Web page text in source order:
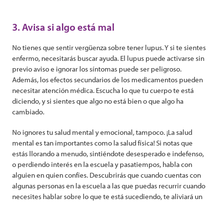
3. Avisa si algo está mal
No tienes que sentir vergüenza sobre tener lupus. Y si te sientes
enfermo, necesitarás buscar ayuda. El lupus puede activarse sin
previo aviso e ignorar los síntomas puede ser peligroso.
Además, los efectos secundarios de los medicamentos pueden
necesitar atención médica. Escucha lo que tu cuerpo te está
diciendo, y si sientes que algo no está bien o que algo ha
cambiado.
No ignores tu salud mental y emocional, tampoco. ¡La salud
mental es tan importantes como la salud física! Si notas que
estás llorando a menudo, sintiéndote desesperado e indefenso,
o perdiendo interés en la escuela y pasatiempos, habla con
alguien en quien confíes. Descubrirás que cuando cuentas con
algunas personas en la escuela a las que puedas recurrir cuando
necesites hablar sobre lo que te está sucediendo, te aliviará un